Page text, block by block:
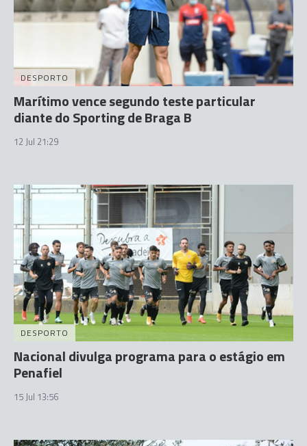
DESPORTO
Marítimo vence segundo teste particular
diante do Sporting de Braga B
12 Jul 21:29
DESPORTO
Nacional divulga programa para o estágio em
Penafiel
15 Jul 13:56